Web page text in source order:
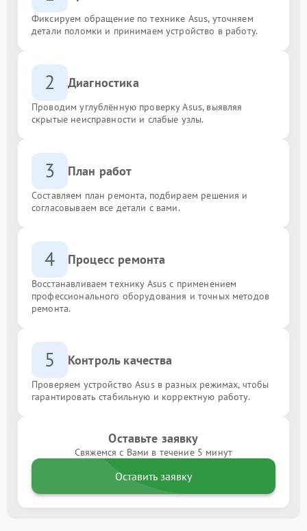
Фиксируем обращение по технике Asus, уточняем
детали поломки и принимаем устройство в работу.
2 Диагностика
Проводим углублённую проверку Asus, выявляя
скрытые неисправности и слабые узлы.
3 План работ
Составляем план ремонта, подбираем решения и
согласовываем все детали с вами.
4 Процесс ремонта
Восстанавливаем технику Asus с применением
профессионального оборудования и точных методов
ремонта.
5 Контроль качества
Проверяем устройство Asus в разных режимах, чтобы
гарантировать стабильную и корректную работу.
Оставьте заявку
Свяжемся с Вами в течение 5 минут
Оставить заявку